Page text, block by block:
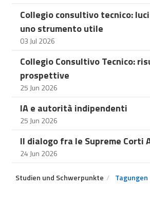
Collegio consultivo tecnico:
uno strumento utile
03 Jul 2026
Collegio Consultivo Tecnico:
prospettive
25 Jun 2026
IA e autorità indipendenti
25 Jun 2026
Il dialogo fra le Supreme Corti
24 Jun 2026
Studien und Schwerpunkte Tagungen